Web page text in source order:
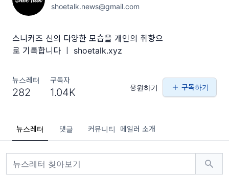
shoetalk.news@gmail.com
스니커즈 신의 다양한 모습을 개인의 취향으
로 기록합니다 ㅣ shoetalk.xyz
뉴스레터
282
구독자
1.04K 응원하기 구독하기
뉴스레터 댓글 커뮤니티 메일러 소개